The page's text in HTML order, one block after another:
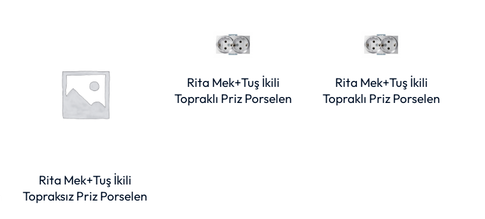
Rita Mek+Tuş İkili
Topraksız Priz Porselen
Rita Mek+Tuş İkili
Topraklı Priz Porselen
Rita Mek+Tuş İkili
Topraklı Priz Porselen